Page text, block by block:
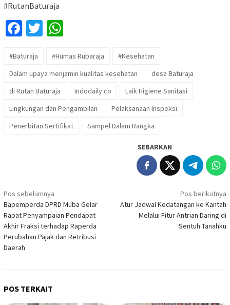
#RutanBaturaja
Facebook
Twitter
#Baturaja #Humas Rubaraja
#Kesehatan
Dalam upaya menjamin kualitas kesehatan
desa Baturaja
di Rutan Baturaja
Indodaily.co
Laik Higiene Sanitasi
Lingkungan dan Pengambilan
Pelaksanaan Inspeksi
Penerbitan Sertifikat
Sampel Dalam Rangka
SEBARKAN
Navigasi
pos
Pos sebelumnya
Bapemperda DPRD Muba Gelar
Rapat Penyampaian Pendapat
Akhir Fraksi terhadap Raperda
Perubahan Pajak dan Retribusi
Daerah
Pos berikutnya
Atur Jadwal Kedatangan ke Kantah
Melalui Fitur Antrian Daring di
Sentuh Tanahku
POS TERKAIT